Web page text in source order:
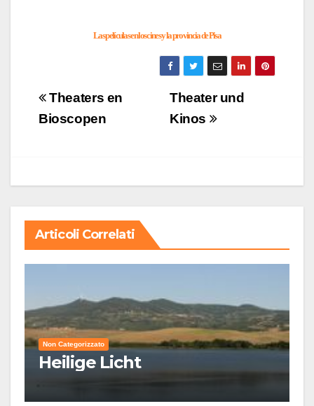
Las películas en los cines y la provincia de Pisa
Navigazione
articoli
Theater und
Kinos
Theaters en
Bioscopen
Articoli Correlati
Non Categorizzato
Heilige Licht